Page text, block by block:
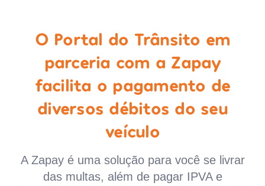
O Portal do Trânsito em
parceria com a Zapay
facilita o pagamento de
diversos débitos do seu
veículo
A Zapay é uma solução para você se livrar
das multas, além de pagar IPVA e